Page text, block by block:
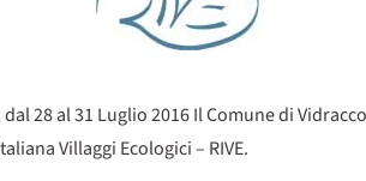
28 al 31 Luglio 2016 Il Comune di
Villaggi Ecologici – RIVE.